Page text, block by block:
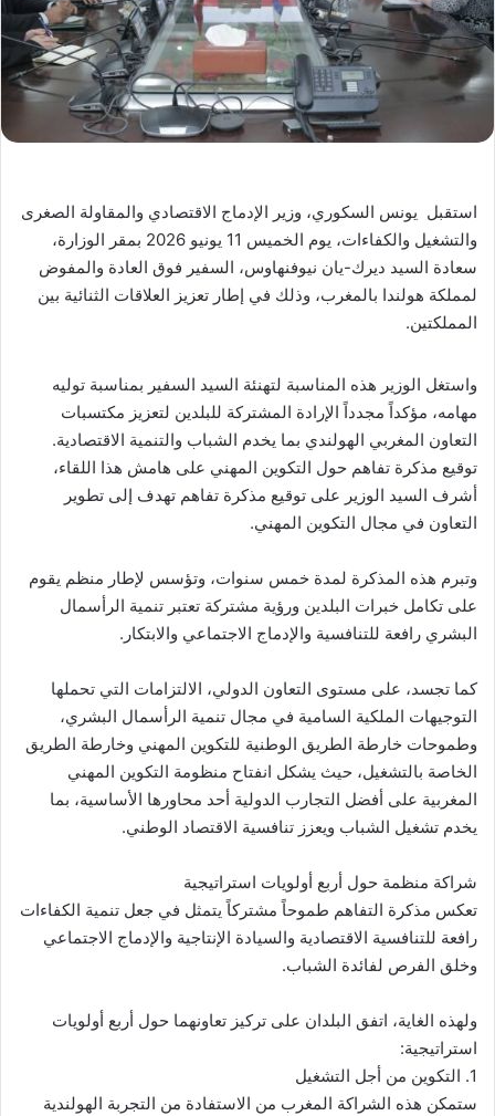
استقبل يونس السكوري، وزير الإدماج الاقتصادي والمقاولة الصغرى
والتشغيل والكفاءات، يوم الخميس 11 يونيو 2026 بمقر الوزارة،
سعادة السيد ديرك-يان نيوفنهاوس، السفير فوق العادة والمفوض
لمملكة هولندا بالمغرب، وذلك في إطار تعزيز العلاقات الثنائية بين
المملكتين.
واستغل الوزير هذه المناسبة لتهنئة السيد السفير بمناسبة توليه
مهامه، مؤكداً مجدداً الإرادة المشتركة للبلدين لتعزيز مكتسبات
التعاون المغربي الهولندي بما يخدم الشباب والتنمية الاقتصادية.
توقيع مذكرة تفاهم حول التكوين المهني على هامش هذا اللقاء،
أشرف السيد الوزير على توقيع مذكرة تفاهم تهدف إلى تطوير
التعاون في مجال التكوين المهني.
وتبرم هذه المذكرة لمدة خمس سنوات، وتؤسس لإطار منظم يقوم
على تكامل خبرات البلدين ورؤية مشتركة تعتبر تنمية الرأسمال
البشري رافعة للتنافسية والإدماج الاجتماعي والابتكار.
كما تجسد، على مستوى التعاون الدولي، الالتزامات التي تحملها
التوجيهات الملكية السامية في مجال تنمية الرأسمال البشري،
وطموحات خارطة الطريق الوطنية للتكوين المهني وخارطة الطريق
الخاصة بالتشغيل، حيث يشكل انفتاح منظومة التكوين المهني
المغربية على أفضل التجارب الدولية أحد محاورها الأساسية، بما
يخدم تشغيل الشباب ويعزز تنافسية الاقتصاد الوطني.
شراكة منظمة حول أربع أولويات استراتيجية
تعكس مذكرة التفاهم طموحاً مشتركاً يتمثل في جعل تنمية الكفاءات
رافعة للتنافسية الاقتصادية والسيادة الإنتاجية والإدماج الاجتماعي
وخلق الفرص لفائدة الشباب.
ولهذه الغاية، اتفق البلدان على تركيز تعاونهما حول أربع أولويات
استراتيجية:
1. التكوين من أجل التشغيل
ستمكن هذه الشراكة المغرب من الاستفادة من التجربة الهولندية